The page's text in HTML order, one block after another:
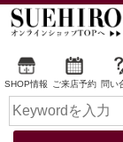
SHOP情報 ご来店予約 問い